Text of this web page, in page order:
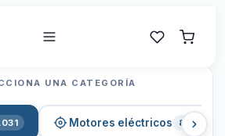
UNA CATEGORÍA
Motores eléctricos 820